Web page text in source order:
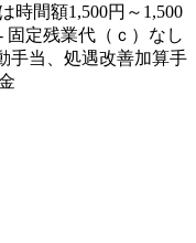
時間額1,500円～1,500
固定残業代（ｃ）なし
手当、処遇改善加算手